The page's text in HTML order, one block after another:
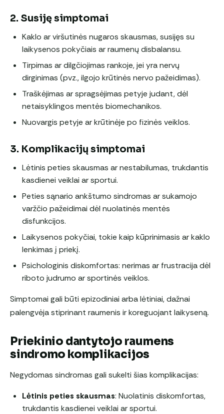
2. Susiję simptomai
Kaklo ar viršutinės nugaros skausmas, susijęs su
laikysenos pokyčiais ar raumenų disbalansu.
Tirpimas ar dilgčiojimas rankoje, jei yra nervų
dirginimas (pvz., ilgojo krūtinės nervo pažeidimas).
Traškėjimas ar spragsėjimas petyje judant, dėl
netaisyklingos mentės biomechanikos.
Nuovargis petyje ar krūtinėje po fizinės veiklos.
3. Komplikacijų simptomai
Lėtinis peties skausmas ar nestabilumas, trukdantis
kasdienei veiklai ar sportui.
Peties sąnario ankštumo sindromas ar sukamojo
varžčio pažeidimai dėl nuolatinės mentės
disfunkcijos.
Laikysenos pokyčiai, tokie kaip kūprinimasis ar kaklo
lenkimas į priekį.
Psichologinis diskomfortas: nerimas ar frustracija dėl
riboto judrumo ar sportinės veiklos.
Simptomai gali būti epizodiniai arba lėtiniai, dažnai
palengvėja stiprinant raumenis ir koreguojant laikyseną.
Priekinio dantytojo raumens
sindromo komplikacijos
Negydomas sindromas gali sukelti šias komplikacijas:
Lėtinis peties skausmas: Nuolatinis diskomfortas,
trukdantis kasdienei veiklai ar sportui.